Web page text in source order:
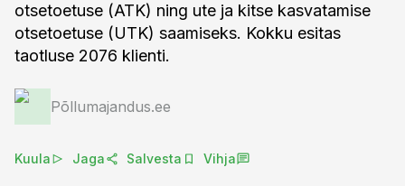
otsetoetuse (ATK) ning ute ja kitse kasvatamise
otsetoetuse (UTK) saamiseks. Kokku esitas
taotluse 2076 klienti.
Põllumajandus.ee
Kuula Jaga Salvesta Vihja